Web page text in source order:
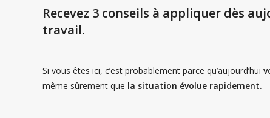
Recevez 3 conseils à appliquer dès
travail.
Si vous êtes ici, c’est probablement parce qu’aujourd’hui
même sûrement que la situation évolue rapidement.